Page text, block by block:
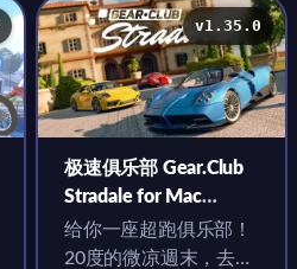
v1.35.0
极速俱乐部 Gear.Club
Stradale for Mac
v1.35.0 中文原生版
给你一座超跑俱乐部！
20度的微凉週末，去意